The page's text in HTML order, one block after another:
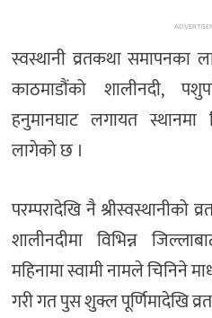
स्वस्थानी व्रतकथा समापनका
काठमाडौंको शालीनदी,
हनुमानघाट लगायत
लागेको छ ।
परम्परादेखि नै श्रीस्वस्थानीको
शालीनदीमा विभिन्न
महिनामा स्वामी नामले चिनिने
गरी गत पुस शुक्ल पूर्णिमादेखि